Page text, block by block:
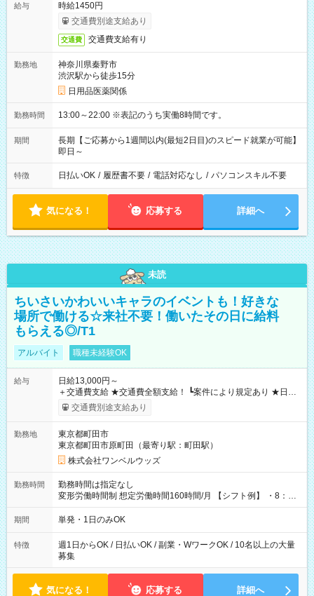
給与
時給1450円
交通費別途支給あり
交通費 交通費支給有り
勤務地
神奈川県秦野市
渋沢駅から徒歩15分
日用品医薬関係
勤務時間 13:00～22:00 ※表記のうち実働8時間です。
期間
長期【ご応募から1週間以内(最短2日目)のスピード就業が可能】
即日～
特徴 日払いOK / 履歴書不要 / 電話対応なし / パソコンスキル不要
気になる！ 応募する 詳細へ
未読
ちいさいかわいいキャラのイベントも！好きな
場所で働ける☆来社不要！働いたその日に給料
もらえる◎/T1
アルバイト 職種未経験OK
給与
日給13,000円～
＋交通費支給 ★交通費全額支給！ ┗案件により規定あり ★日払
いOK！（規定あり） ┗働いたその日に現金GET♪ お仕事後はコ
ンビニATMから 日払い分を引き落とせます！ 【試用期間】試
交通費別途支給あり
勤務地
東京都町田市
東京都町田市原町田（最寄り駅：町田駅）
株式会社ワンベルウッズ
勤務時間
勤務時間は指定なし
変形労働時間制 想定労働時間160時間/月 【シフト例】 ・8：00
～21：00
期間 単発・1日のみOK
特徴
週1日からOK / 日払いOK / 副業・WワークOK / 10名以上の大量
募集
気になる！ 応募する 詳細へ